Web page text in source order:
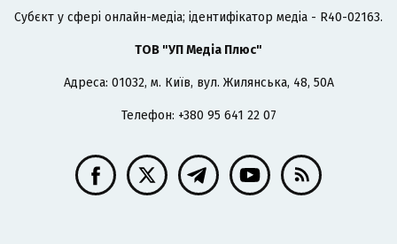
Cубєкт у сфері онлайн-медіа; ідентифікатор медіа - R40-02163.
ТОВ "УП Медіа Плюс"
Адреса: 01032, м. Київ, вул. Жилянська, 48, 50А
Телефон: +380 95 641 22 07